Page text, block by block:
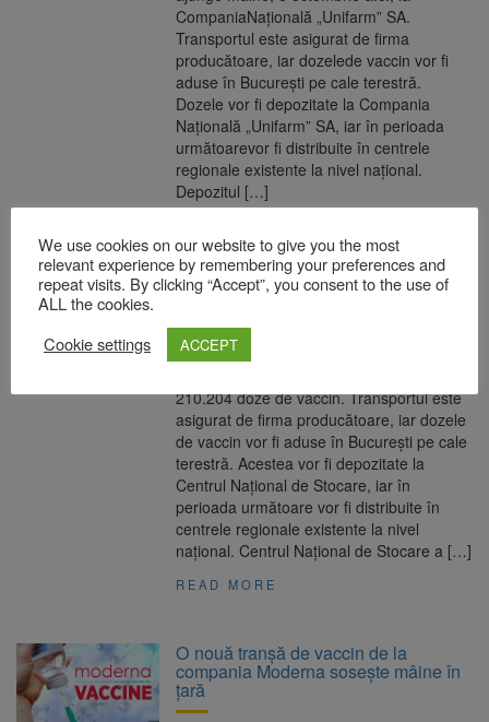
CompaniaNațională „Unifarm” SA.
Transportul este asigurat de firma
producătoare, iar dozelede vaccin vor fi
aduse în București pe cale terestră.
Dozele vor fi depozitate la Compania
Națională „Unifarm” SA, iar în perioada
următoarevor fi distribuite în centrele
regionale existente la nivel național.
Depozitul […]
O nouă tranșă de vaccin de la
19 august 2021
210.204 doze de vaccin. Transportul este
asigurat de firma producătoare, iar dozele
de vaccin vor fi aduse în București pe cale
terestră. Acestea vor fi depozitate la
Centrul Național de Stocare, iar în
perioada următoare vor fi distribuite în
centrele regionale existente la nivel
național. Centrul Național de Stocare a […]
READ MORE
O nouă tranșă de vaccin de la
compania Moderna sosește mâine în
țară
We use cookies on our website to give you the most
relevant experience by remembering your preferences and
repeat visits. By clicking “Accept”, you consent to the use of
ALL the cookies.
Cookie settings
ACCEPT